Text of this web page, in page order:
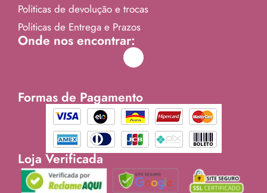
Politicas de devolução e trocas
Politicas de Entrega e Prazos
Onde nos encontrar:
Formas de Pagamento
Loja Verificada